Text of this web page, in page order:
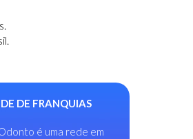
DE FRANQUIAS
é uma rede em